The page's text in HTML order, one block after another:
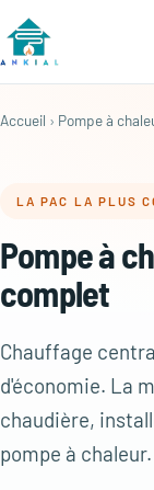
Accueil › Pompe à
LA PAC LA PLUS
Pompe à
complet
Chauffage
d'économie. La
chaudière,
pompe à chaleur.